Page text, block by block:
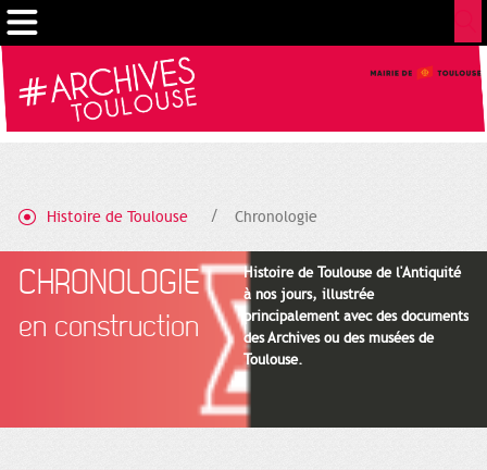
Histoire de Toulouse Chronologie
CHRONOLOGIE
en construction
Histoire de Toulouse de l'Antiquité
à nos jours, illustrée
principalement avec des documents
des Archives ou des musées de
Toulouse.
Gestion de vos préférences sur les cookies